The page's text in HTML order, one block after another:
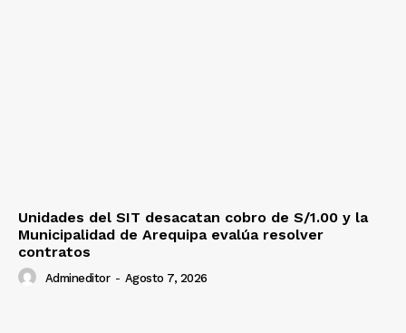
Unidades del SIT desacatan cobro de S/1.00 y la
Municipalidad de Arequipa evalúa resolver
contratos
Admineditor - Agosto 7, 2026